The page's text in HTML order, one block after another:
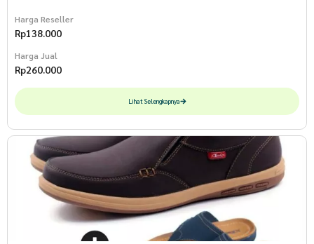
Harga Reseller
Rp138.000
Harga Jual
Rp260.000
Lihat Selengkapnya